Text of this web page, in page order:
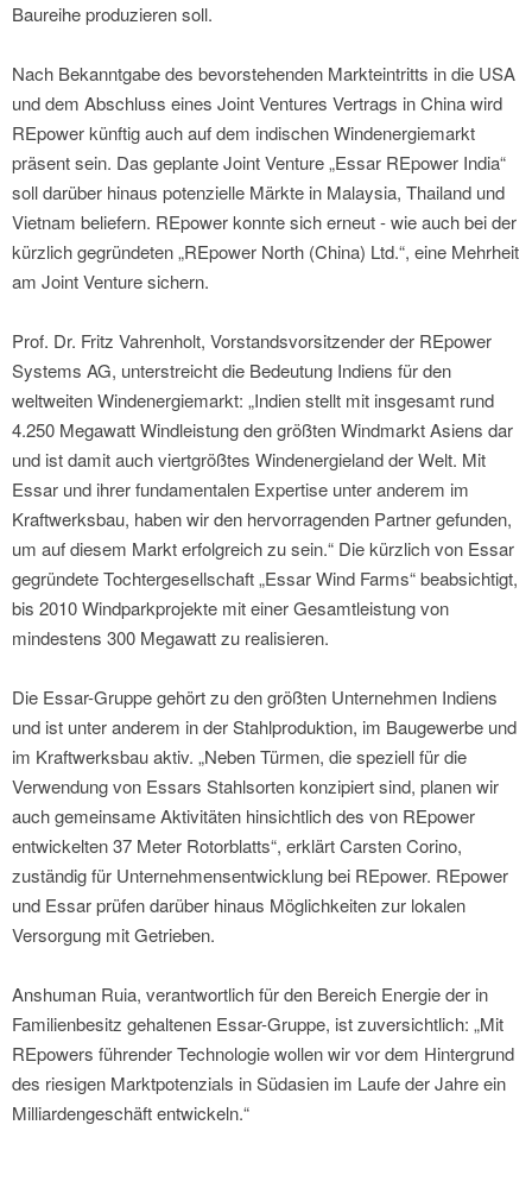
Baureihe produzieren soll.
Nach Bekanntgabe des bevorstehenden Markteintritts in die USA
und dem Abschluss eines Joint Ventures Vertrags in China wird
REpower künftig auch auf dem indischen Windenergiemarkt
präsent sein. Das geplante Joint Venture „Essar REpower India“
soll darüber hinaus potenzielle Märkte in Malaysia, Thailand und
Vietnam beliefern. REpower konnte sich erneut - wie auch bei der
kürzlich gegründeten „REpower North (China) Ltd.“, eine Mehrheit
am Joint Venture sichern.
Prof. Dr. Fritz Vahrenholt, Vorstandsvorsitzender der REpower
Systems AG, unterstreicht die Bedeutung Indiens für den
weltweiten Windenergiemarkt: „Indien stellt mit insgesamt rund
4.250 Megawatt Windleistung den größten Windmarkt Asiens dar
und ist damit auch viertgrößtes Windenergieland der Welt. Mit
Essar und ihrer fundamentalen Expertise unter anderem im
Kraftwerksbau, haben wir den hervorragenden Partner gefunden,
um auf diesem Markt erfolgreich zu sein.“ Die kürzlich von Essar
gegründete Tochtergesellschaft „Essar Wind Farms“ beabsichtigt,
bis 2010 Windparkprojekte mit einer Gesamtleistung von
mindestens 300 Megawatt zu realisieren.
Die Essar-Gruppe gehört zu den größten Unternehmen Indiens
und ist unter anderem in der Stahlproduktion, im Baugewerbe und
im Kraftwerksbau aktiv. „Neben Türmen, die speziell für die
Verwendung von Essars Stahlsorten konzipiert sind, planen wir
auch gemeinsame Aktivitäten hinsichtlich des von REpower
entwickelten 37 Meter Rotorblatts“, erklärt Carsten Corino,
zuständig für Unternehmensentwicklung bei REpower. REpower
und Essar prüfen darüber hinaus Möglichkeiten zur lokalen
Versorgung mit Getrieben.
Anshuman Ruia, verantwortlich für den Bereich Energie der in
Familienbesitz gehaltenen Essar-Gruppe, ist zuversichtlich: „Mit
REpowers führender Technologie wollen wir vor dem Hintergrund
des riesigen Marktpotenzials in Südasien im Laufe der Jahre ein
Milliardengeschäft entwickeln.“